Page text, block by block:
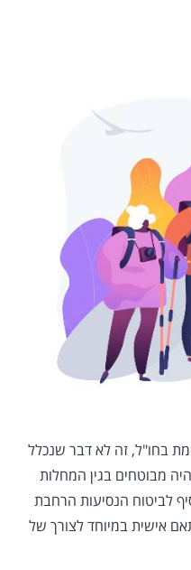
בחו"ל, זה לא דבר שנכלל
מבוטחים בגין המחלות
לביטוח הנסיעות הרחבת
אישית במיוחד לצורך של